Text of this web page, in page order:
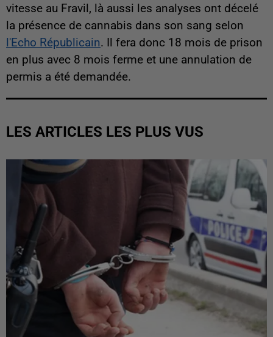
vitesse au Fravil, là aussi les analyses ont décelé
la présence de cannabis dans son sang selon
l'Echo Républicain. Il fera donc 18 mois de prison
en plus avec 8 mois ferme et une annulation de
permis a été demandée.
LES ARTICLES LES PLUS VUS